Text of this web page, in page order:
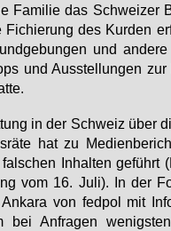
Fa­mi­lie das Schwei­zer
Fi­chie­rung des Kur­den
und
und Aus­stel­lun­gen
in der Schweiz über
hat zu
In­hal­ten ge­führt
vom 16. Ju­li). In der
von fed­pol mit
bei An­fra­gen